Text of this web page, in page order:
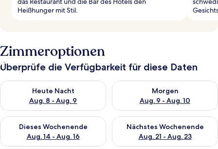
Heißhunger mit Stil.
Zimmeroptionen
Überprüfe die Verfügbarkeit für diese Daten
Heute Nacht
Aug. 8 - Aug. 9
Überprüfe die Verfügbarkeit für heute Nacht, Aug. 8 - Aug. 9.
Morgen
Aug. 9 - Aug. 10
Überprüfe die Verfügbarkeit
Dieses Wochenende
Aug. 14 - Aug. 16
Überprüfe die Verfügbarkeit für dieses Wochenende, Aug. 14
Nächstes Wochenende
Aug. 21 - Aug. 23
Überprüfe die Verfügbarkeit